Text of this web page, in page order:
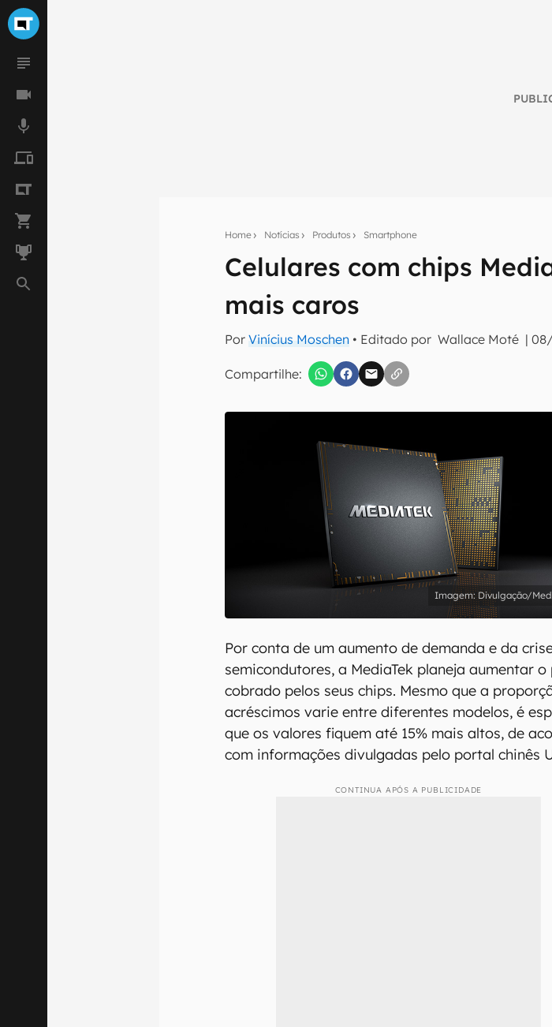
Home Notícias Produtos Smartphone
Celulares com chips
mais caros
PorVinícius Moschen • Editado por Wallace Moté |
Compartilhe:
Seu resumo inteligente do mundo tech!
Assine a newsletter do Canaltech e receba notícias
mão.
Confirmo que li, aceito e concordo com os
Divulgação/
Por conta de um aumento de demanda e da
semicondutores, a MediaTek planeja aumentar o
cobrado pelos seus chips. Mesmo que a
acréscimos varie entre diferentes modelos, é
que os valores fiquem até 15% mais altos, de
com informações divulgadas pelo portal chinês
CONTINUA APÓS A PUBLICIDADE